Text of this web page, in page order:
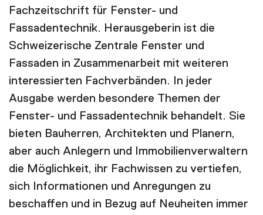
Fachzeitschrift für Fenster- und
Fassadentechnik. Herausgeberin ist die
Schweizerische Zentrale Fenster und
Fassaden in Zusammenarbeit mit weiteren
interessierten Fachverbänden. In jeder
Ausgabe werden besondere Themen der
Fenster- und Fassadentechnik behandelt. Sie
bieten Bauherren, Architekten und Planern,
aber auch Anlegern und Immobilienverwaltern
die Möglichkeit, ihr Fachwissen zu vertiefen,
sich Informationen und Anregungen zu
beschaffen und in Bezug auf Neuheiten immer